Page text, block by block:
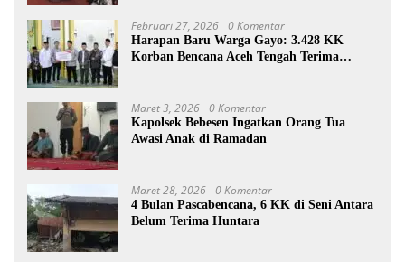
Februari 27, 2026 0 Komentar
Harapan Baru Warga Gayo: 3.428 KK
Korban Bencana Aceh Tengah Terima
Maret 3, 2026 0 Komentar
Kapolsek Bebesen Ingatkan Orang Tua
Awasi Anak di Ramadan
Maret 28, 2026 0 Komentar
4 Bulan Pascabencana, 6 KK di Seni Antara
Belum Terima Huntara